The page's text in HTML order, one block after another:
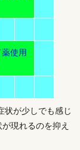
使用
状が少しでも感じ
現れるのを抑え